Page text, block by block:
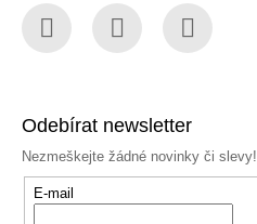
Odebírat newsletter
Nezmeškejte žádné novinky či slevy!
E-mail